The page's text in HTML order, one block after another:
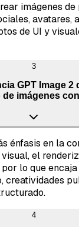
imágenes
avatares,
de UI y
3
GPT Image 2
de imágenes
énfasis en la
el
lo que
creatividades
4